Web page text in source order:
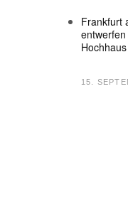
Frankfurt
Hochhaus
15.